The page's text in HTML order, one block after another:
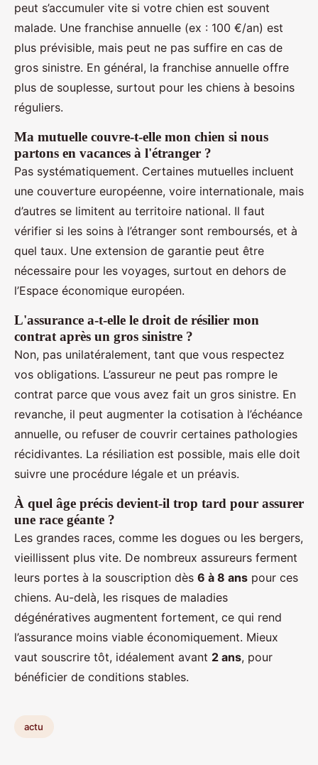
peut s’accumuler vite si votre chien est souvent
malade. Une franchise annuelle (ex : 100 €/an) est
plus prévisible, mais peut ne pas suffire en cas de
gros sinistre. En général, la franchise annuelle offre
plus de souplesse, surtout pour les chiens à besoins
réguliers.
Ma mutuelle couvre-t-elle mon chien si nous
partons en vacances à l'étranger ?
Pas systématiquement. Certaines mutuelles incluent
une couverture européenne, voire internationale, mais
d’autres se limitent au territoire national. Il faut
vérifier si les soins à l’étranger sont remboursés, et à
quel taux. Une extension de garantie peut être
nécessaire pour les voyages, surtout en dehors de
l’Espace économique européen.
L'assurance a-t-elle le droit de résilier mon
contrat après un gros sinistre ?
Non, pas unilatéralement, tant que vous respectez
vos obligations. L’assureur ne peut pas rompre le
contrat parce que vous avez fait un gros sinistre. En
revanche, il peut augmenter la cotisation à l’échéance
annuelle, ou refuser de couvrir certaines pathologies
récidivantes. La résiliation est possible, mais elle doit
suivre une procédure légale et un préavis.
À quel âge précis devient-il trop tard pour assurer
une race géante ?
Les grandes races, comme les dogues ou les bergers,
vieillissent plus vite. De nombreux assureurs ferment
leurs portes à la souscription dès 6 à 8 ans pour ces
chiens. Au-delà, les risques de maladies
dégénératives augmentent fortement, ce qui rend
l’assurance moins viable économiquement. Mieux
vaut souscrire tôt, idéalement avant 2 ans, pour
bénéficier de conditions stables.
actu